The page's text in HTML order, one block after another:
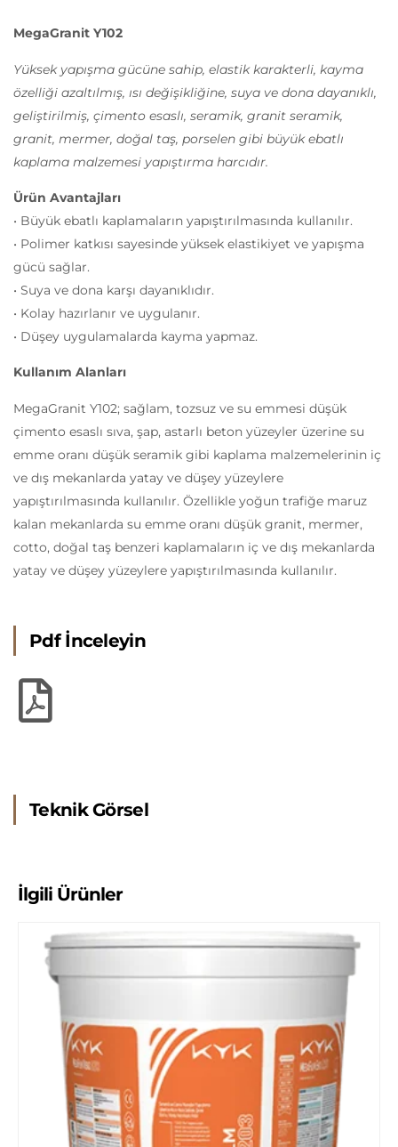
MegaGranit Y102
Yüksek yapışma gücüne sahip, elastik karakterli, kayma
özelliği azaltılmış, ısı değişikliğine, suya ve dona dayanıklı,
geliştirilmiş, çimento esaslı, seramik, granit seramik,
granit, mermer, doğal taş, porselen gibi büyük ebatlı
kaplama malzemesi yapıştırma harcıdır.
Ürün Avantajları
• Büyük ebatlı kaplamaların yapıştırılmasında kullanılır.
• Polimer katkısı sayesinde yüksek elastikiyet ve yapışma
gücü sağlar.
• Suya ve dona karşı dayanıklıdır.
• Kolay hazırlanır ve uygulanır.
• Düşey uygulamalarda kayma yapmaz.
Kullanım Alanları
MegaGranit Y102; sağlam, tozsuz ve su emmesi düşük
çimento esaslı sıva, şap, astarlı beton yüzeyler üzerine su
emme oranı düşük seramik gibi kaplama malzemelerinin iç
ve dış mekanlarda yatay ve düşey yüzeylere
yapıştırılmasında kullanılır. Özellikle yoğun trafiğe maruz
kalan mekanlarda su emme oranı düşük granit, mermer,
cotto, doğal taş benzeri kaplamaların iç ve dış mekanlarda
yatay ve düşey yüzeylere yapıştırılmasında kullanılır.
Pdf İnceleyin
Teknik Görsel
İlgili Ürünler